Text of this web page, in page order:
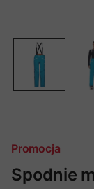
Promocja
Spodnie